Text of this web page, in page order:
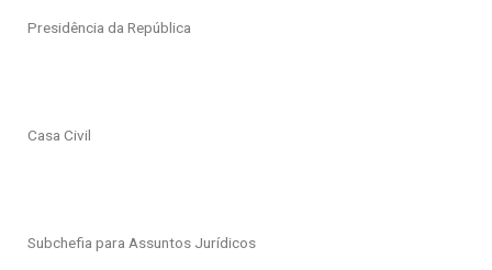
Presidência da República
Casa Civil
Subchefia para Assuntos Jurídicos